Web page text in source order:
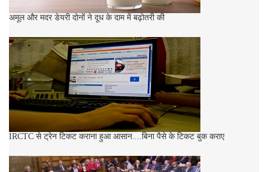
अमूल और मदर डेयरी दोनों ने दूध के दाम में बढ़ोतरी की
IRCTC से ट्रेन टिकट कराना हुआ आसान....बिना पैसे के टिकट बुक कराए